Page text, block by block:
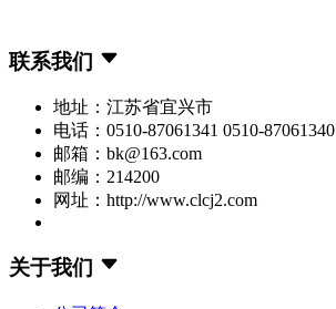
联系我们
地址：江苏省宜兴市
电话：0510-87061341 0510-87061340
邮箱：bk@163.com
邮编：214200
网址：http://www.clcj2.com
关于我们